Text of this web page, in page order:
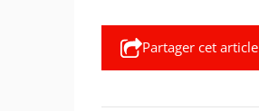
Partager cet article